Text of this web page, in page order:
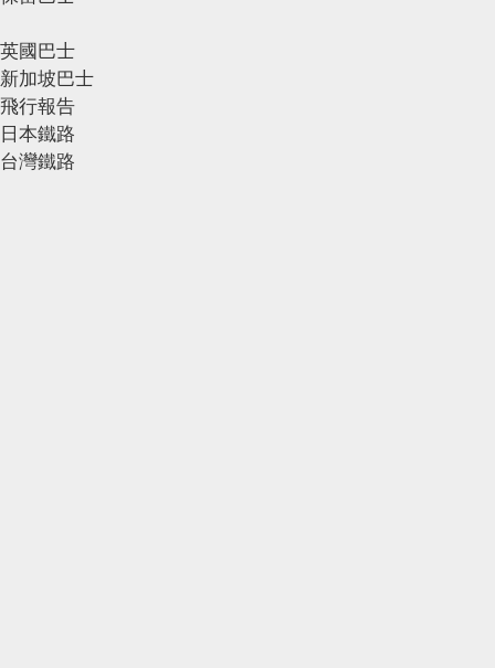
英國巴士
新加坡巴士
飛行報告
日本鐵路
台灣鐵路